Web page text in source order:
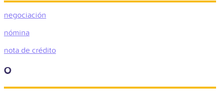
negociación
nómina
nota de crédito
O